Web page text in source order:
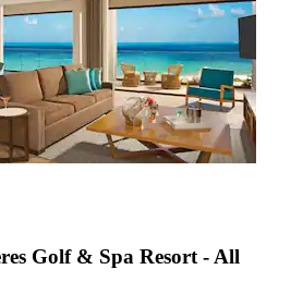
Golf & Spa Resort - All